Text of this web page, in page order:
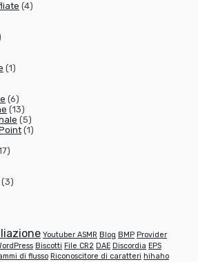
(4)
(1)
(6)
(13)
(5)
(1)
(3)
Youtuber ASMR Blog BMP Provider
Biscotti File CR2 DAE Discordia EPS
di flusso Riconoscitore di caratteri hihaho